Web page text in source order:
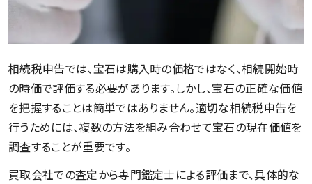
相続税申告では、宝石は購入時の価格ではなく、相続開始時
の時価で評価する必要があります。しかし、宝石の正確な価値
を把握することは簡単ではありません。適切な相続税申告を
行うためには、複数の方法を組み合わせて宝石の現在価値を
調査することが重要です。
買取会社での査定から専門鑑定士による評価まで、具体的な